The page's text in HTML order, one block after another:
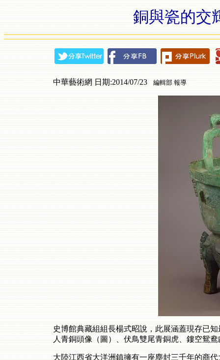
銅與瓷的交
中華藝術網 日期:2014/07/23 編輯部 報導
史博館典藏組組長楊式昭說，此展涵蓋現存已
人青銅頭像（圖）、伏鳥雙尾青銅虎、鏤空鴛
大陸江西省大洋洲鎮擁有一座塵封三千年的商